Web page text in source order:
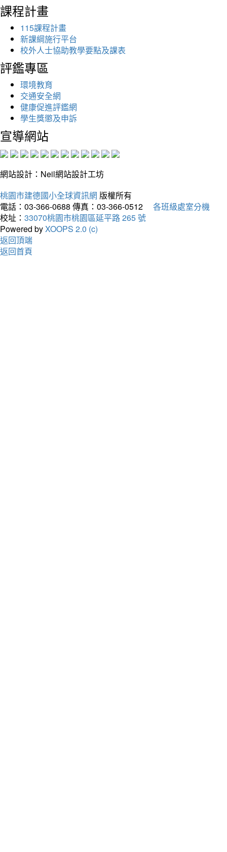
課程計畫
115課程計畫
新課綱施行平台
校外人士協助教學要點及課表
評鑑專區
環境教育
交通安全網
健康促進評鑑網
學生獎懲及申訴
宣導網站
網站設計：Neil網站設計工坊
桃園市建德國小全球資訊網 版權所有
電話：03-366-0688 傳真：03-366-0512
各班級處室分機
校址： 33070桃園市桃園區延平路 265 號
Powered byXOOPS 2.0 (c)
返回頂端
返回首頁